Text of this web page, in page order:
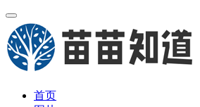
首页